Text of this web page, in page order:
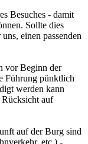
Besuches - damit
Sollte dies
einen passenden
vor Beginn der
Führung pünktlich
werden kann
auf
auf der Burg sind
etc.) -